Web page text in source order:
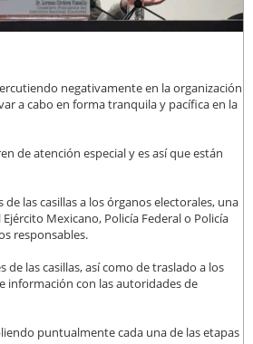
negativamente en la organización
a cabo en forma tranquila y pacífica en la
de atención especial y es así que están
las casillas a los órganos electorales, una
Mexicano, Policía Federal o Policía
responsables.
las casillas, así como de traslado a los
información con las autoridades de
puntualmente cada una de las etapas